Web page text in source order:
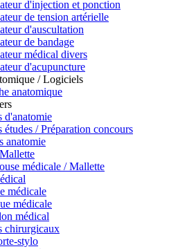
d'injection et ponction
de tension artérielle
d'auscultation
de bandage
médical divers
d'acupuncture
/ Logiciels
anatomique
d'anatomie
études / Préparation concours
anatomie
médicale / Mallette
médicale
médicale
médical
chirurgicaux
stylo